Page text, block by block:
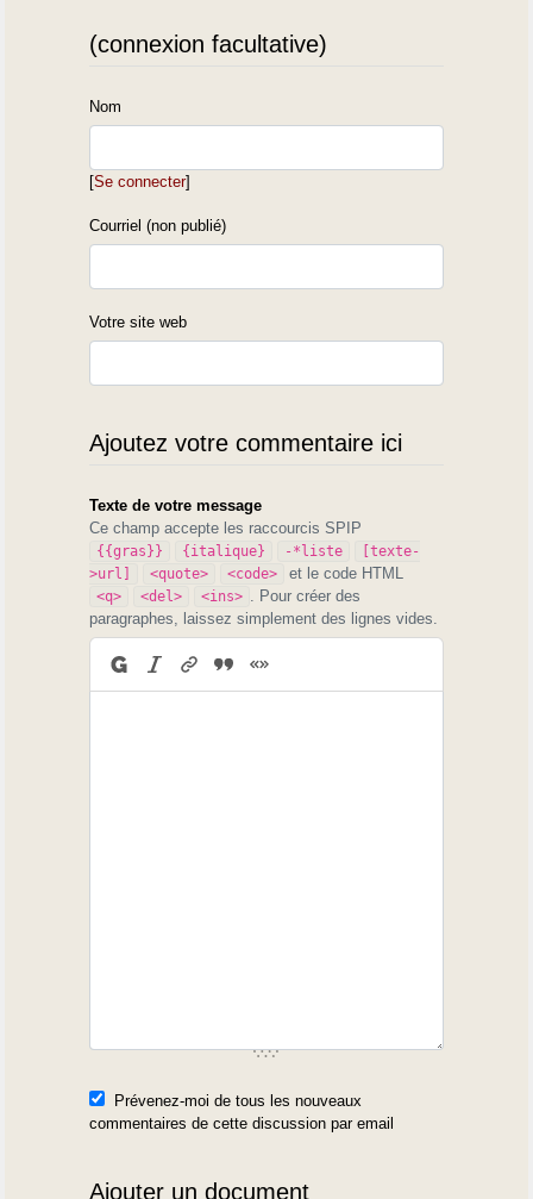
(connexion facultative)
Nom
[Se connecter]
Courriel (non publié)
Votre site web
Ajoutez votre commentaire ici
Texte de votre message
Ce champ accepte les raccourcis SPIP
{{gras}} {italique} -*liste
[texte-
>url]
<quote> <code> et le code HTML
<q> <del> <ins>
. Pour créer des
paragraphes, laissez simplement des lignes vides.
Prévenez-moi de tous les nouveaux
commentaires de cette discussion par email
Ajouter un document